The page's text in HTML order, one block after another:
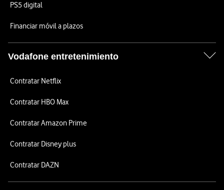
PS5 digital
Financiar móvil a plazos
Vodafone entretenimiento
Contratar Netflix
Contratar HBO Max
Contratar Amazon Prime
Contratar Disney plus
Contratar DAZN